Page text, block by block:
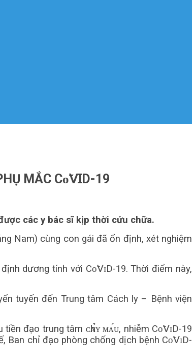
MẮC Сᴏ̃𝖵ꞮD-19
các y bác sĩ kịp thời cứu chữa.
Nam) cùng con gái đã ổn định, xét nghiệm
dương tính với Сᴏ̃𝖵ɪD-19. Thời điểm này,
tuyến đến Trung tâm Cách ly – Bệnh viện
đạo trung tâm ᴄһᴀ̉ʏ ᴍᴀ́ᴜ, nhiễm Сᴏ̃𝖵ɪD-19
Ban chỉ đạo phòng chống dịch bệnh Сᴏ̃𝖵ɪD-